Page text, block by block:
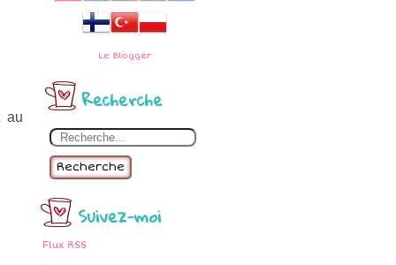
Le Blogger
Recherche
Recherche
Suivez-moi
Flux RSS
au